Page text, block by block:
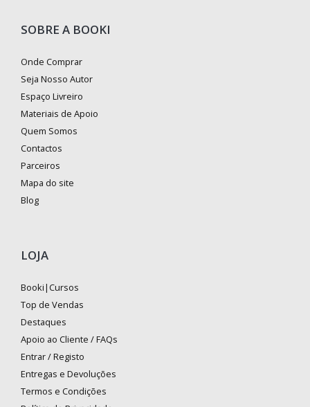
SOBRE A BOOKI
Onde Comprar
Seja Nosso Autor
Espaço Livreiro
Materiais de Apoio
Quem Somos
Contactos
Parceiros
Mapa do site
Blog
LOJA
Booki|Cursos
Top de Vendas
Destaques
Apoio ao Cliente / FAQs
Entrar / Registo
Entregas e Devoluções
Termos e Condições